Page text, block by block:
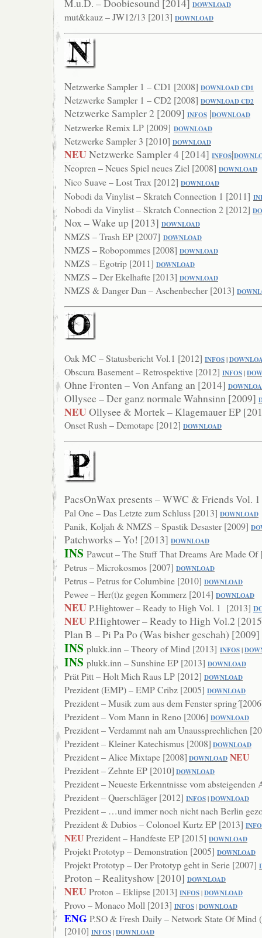
M.u.D. – Doobiesound [2014] DOWNLOAD
mut&kauz – JW12/13 [2013] DOWNLOAD
NetzwerkeSampler 1 – CD1 [2008] DOWNLOAD CD1
NetzwerkeSampler 1 – CD2 [2008] DOWNLOAD CD2
Netzwerke Sampler 2 [2009] INFOS |DOWNLOAD
Netzwerke Remix LP [2009] DOWNLOAD
Netzwerke Sampler 3 [2010] DOWNLOAD
NEUNetzwerke Sampler 4 [2014] INFOS|
Neopren – Neues Spiel neues Ziel [2008] DOWNLOAD
Nico Suave – Lost Trax [2012] DOWNLOAD
Nobodi da Vinylist – Skratch Connection 1 [2011]
Nobodi da Vinylist – Skratch Connection 2 [2012]
Nox – Wake up [2013] DOWNLOAD
NMZS – Trash EP [2007] DOWNLOAD
NMZS – Robopommes [2008] DOWNLOAD
NMZS – Egotrip [2011] DOWNLOAD
NMZS – Der Ekelhafte [2013] DOWNLOAD
NMZS & Danger Dan – Aschenbecher [2013]
Oak MC – Statusbericht Vol.1 [2012] INFOS|
Obscura Basement – Retrospektive [2012] INFOS|
Ohne Fronten – Von Anfang an [2014] DOWN
Ollysee – Der ganz normale Wahnsinn [2009]
NEUOllysee & Mortek – Klagemauer EP
Onset Rush – Demotape [2012] DOWNLOAD
PacsOnWax presents – WWC & Friends Vol.
Pal One – Das Letzte zum Schluss [2013] DOWNLOAD
Panik, Koljah & NMZS – Spastik Desaster [2009]
Patchworks – Yo! [2013] DOWNLOAD
INS Pawcut – The Stuff That Dreams Are Made Of
Petrus – Microkosmos [2007] DOWNLOAD
Petrus – Petrus for Columbine [2010] DOWNLOAD
Pewee – Her(t)z gegen Kommerz [2014] DOWNLOAD
NEUP.Hightower – Ready to High Vol. 1 [2013]
NEUP.Hightower – Ready to High Vol.2
Plan B – Pi Pa Po (Was bisher geschah) [2009]
INS plukk.inn – Theory of Mind [2013] INFOS|
INS plukk.inn – Sunshine EP [2013] DOWNLOAD
Prät Pitt – Holt Mich Raus LP [2012] DOWNLOAD
Prezident (EMP) – EMP Cribz [2005] DOWNLOAD
Prezident – Musik zum aus dem Fenster
Prezident – Vom Mann in Reno [2006] DOWNLOAD
Prezident – Verdammt nah am Unaussprechlichen
Prezident – Kleiner Katechismus [2008] DOWNLOAD
Prezident – Alice Mixtape [2008] DOWNLOAD NEU
Prezident – Zehnte EP [2010] DOWNLOAD
Prezident – Neueste Erkenntnisse vom absteigenden
Prezident – Querschläger [2012] INFOS|DOWNLOAD
Prezident – …und immer noch nicht nach Berlin
Prezident & Dubios – Colonoel Kurtz EP [2013] INFO
NEUPrezident – Handfeste EP [2015] DOWNLOAD
Projekt Prototyp – Demonstration [2005] DOWNLOAD
Projekt Prototyp – Der Prototyp geht in Serie [2007]
Proton – Realityshow [2010] DOWNLOAD
NEUProton – Eklipse [2013] INFOS | DOWNLOAD
Provo – Monaco Moll [2013] INFOS | DOWNLOAD
ENGP.SO & Fresh Daily – Network State Of Mind
[2010] INFOS|DOWNLOAD